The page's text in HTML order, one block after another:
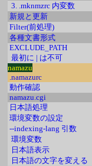
3. .mknmzrc 内変数
新規と更新
Filter(前処理)
各種文書形式
EXCLUDE_PATH
最初に | は不可
namazu
.namazurc
動作確認
namazu.cgi
日本語処理
環境変数の設定
--indexing-lang 引数
環境変数
日本語表示
日本語の文字を変える